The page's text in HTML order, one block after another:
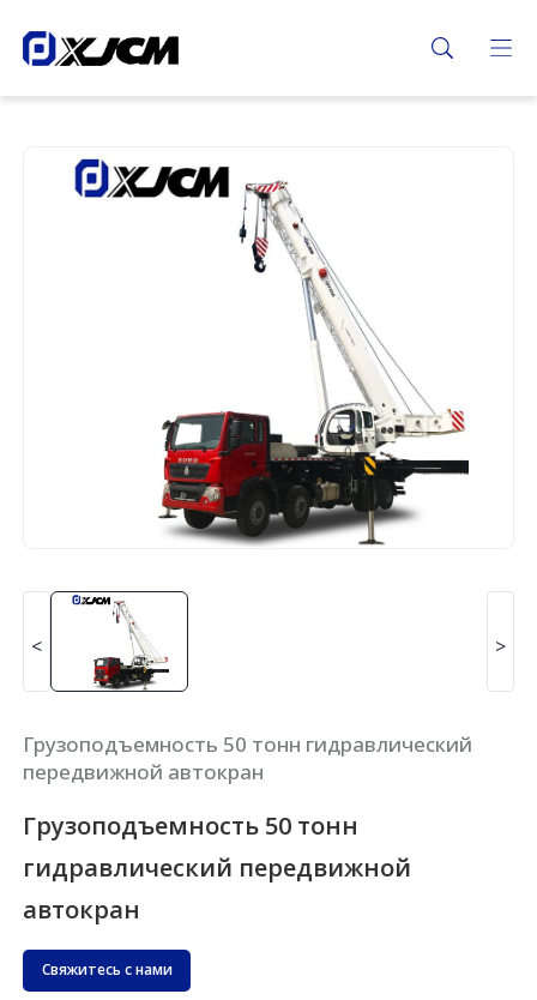
< >
Грузоподъемность 50 тонн гидравлический
передвижной автокран
Грузоподъемность 50 тонн
гидравлический передвижной
автокран
Свяжитесь с нами